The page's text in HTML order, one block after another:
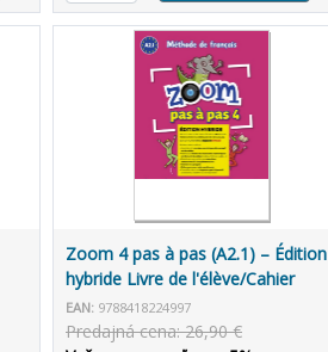
Zoom 4 pas à pas (A2.1) – Édition
hybride Livre de l'élève/Cahier
d'exercices + Espacevirtuel (12
mois)
EAN: 9788418224997
Predajná cena: 26,90 €